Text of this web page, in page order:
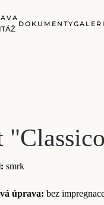
DOKUMENTY
smrk
úprava: bez